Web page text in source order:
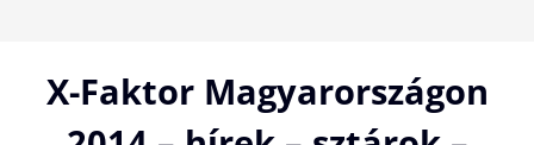
contentX-Faktor Magyarországon